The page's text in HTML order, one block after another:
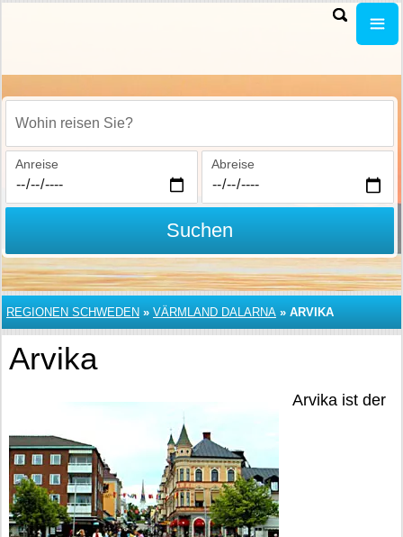
Wohin reisen Sie?
Anreise Abreise
Suchen
REGIONEN SCHWEDEN » VÄRMLAND DALARNA » ARVIKA
Arvika
Arvika ist der